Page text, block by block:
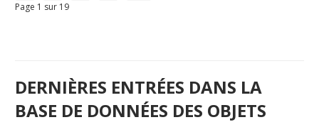
Page 1 sur 19
DERNIÈRES ENTRÉES DANS LA
BASE DE DONNÉES DES OBJETS